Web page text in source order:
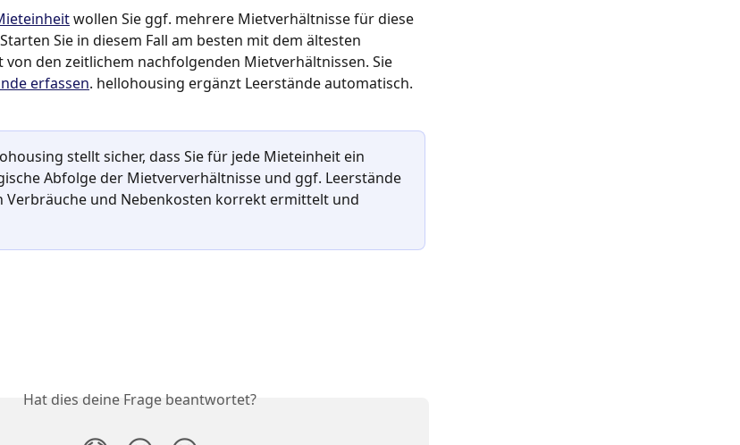
wollen Sie ggf. mehrere Mietverhältnisse für diese
Sie in diesem Fall am besten mit dem ältesten
den zeitlichem nachfolgenden Mietverhältnissen. Sie
erfassen. hellohousing ergänzt Leerstände automatisch.
stellt sicher, dass Sie für jede Mieteinheit ein
Abfolge der Mietververhältnisse und ggf. Leerstände
Verbräuche und Nebenkosten korrekt ermittelt und
Hat dies deine Frage beantwortet?